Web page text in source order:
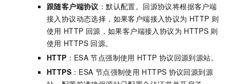
跟随客户端协议 ：默认配置。回源协议将根据客户端
接入协议动态选择，如果客户端接入协议为 HTTP 则
使用 HTTP 回源，如果客户端接入协议为 HTTPS 则
使用 HTTPS 回源。
HTTP ： ESA 节点强制使用 HTTP 协议回源到源站。
HTTPS ： ESA 节点强制使用 HTTPS 协议回源到源